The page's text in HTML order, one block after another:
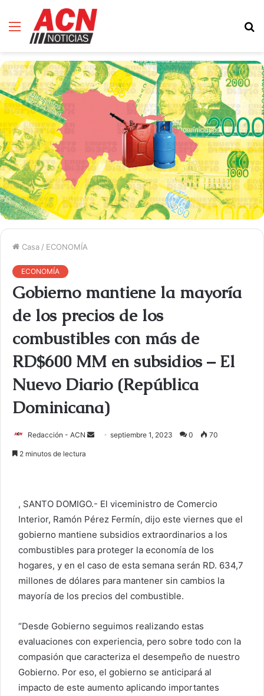
Menú
Casa / ECONOMÍA
ECONOMÍA
Gobierno mantiene la mayoría
de los precios de los
combustibles con más de
RD$600 MM en subsidios – El
Nuevo Diario (República
Dominicana)
Redacción - ACN
r
u
n
c
o
l
e
c
t
septiembre 1, 2023 0 70
2 minutos de lectura
, SANTO DOMIGO.- El viceministro de Comercio
Interior, Ramón Pérez Fermín, dijo este viernes que el
gobierno mantiene subsidios extraordinarios a los
combustibles para proteger la economía de los
hogares, y en el caso de esta semana serán RD. 634,7
millones de dólares para mantener sin cambios la
mayoría de los precios del combustible.
“Desde Gobierno seguimos realizando estas
evaluaciones con experiencia, pero sobre todo con la
compasión que caracteriza el desempeño de nuestro
Gobierno. Por eso, el gobierno se anticipará al
impacto de este aumento aplicando importantes